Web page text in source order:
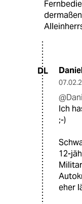
DL
Ich
;-)
12-
eher